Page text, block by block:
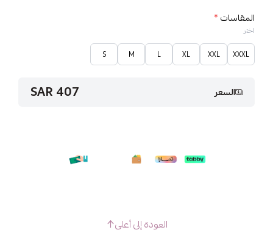
المقاسات*
اختر
XXXL
XXL
XL
L
M
S
السعر 407 SAR
العودة إلى أعلى